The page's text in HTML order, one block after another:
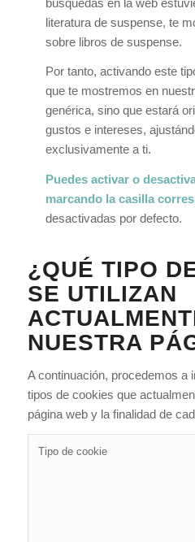
literatura de suspense, te
sobre libros de suspense.
Por tanto, activando este
que te mostremos en
genérica, sino que estará
gustos e intereses,
exclusivamente a ti.
Puedes activar o
marcando la casilla
desactivadas por defecto.
¿QUÉ TIPO
SE UTILIZAN
NUESTRA
A continuación, procedemos a
tipos de cookies que
página web y la finalidad de
Tipo de cookie